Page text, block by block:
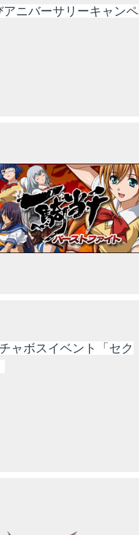
ニバーサリーキャンペ
ャボスイベント「セク